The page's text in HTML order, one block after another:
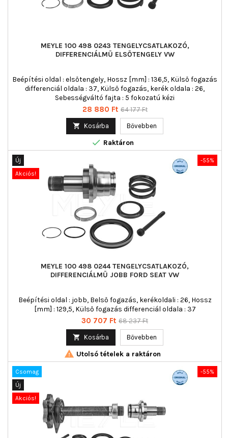
MEYLE 100 498 0243 TENGELYCSATLAKOZÓ,
DIFFERENCIÁLMŰ ELSŐTENGELY VW
Beépítési oldal : elsőtengely, Hossz [mm] : 136,5, Külső fogazás
differenciál oldala : 37, Külső fogazás, kerék oldala : 26,
Sebességváltó fajta : 5 fokozatú kézi
Ár
28 880 Ft Normál
64 177 Ft
 Kosárba Bővebben
 Raktáron
-55%
Új
Akciós!
MEYLE 100 498 0244 TENGELYCSATLAKOZÓ,
DIFFERENCIÁLMŰ JOBB FORD SEAT VW
Beépítési oldal : jobb, Belső fogazás, kerékoldali : 26, Hossz
[mm] : 129,5, Külső fogazás differenciál oldala : 37
Ár
30 707 Ft Normál
68 237 Ft
 Kosárba Bővebben
 Utolsó tételek a raktáron
-55%
Csomag
Új
Akciós!